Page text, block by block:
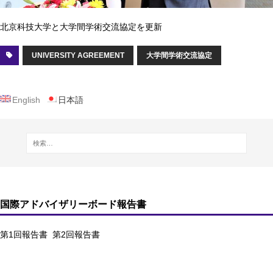
北京科技大学と大学間学術交流協定を更新
UNIVERSITY AGREEMENT 大学間学術交流協定
English 日本語
国際アドバイザリーボード報告書
第1回報告書 第2回報告書